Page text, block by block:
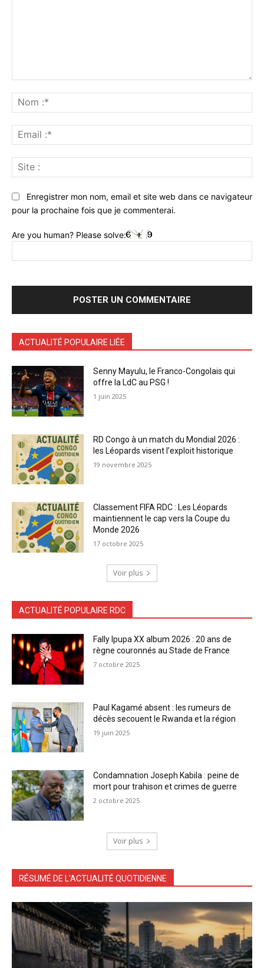
:*
:*
:
Enregistrer mon nom, email et site web dans ce navigateur
pour la prochaine fois que je commenterai.
Are you human? Please solve:
ACTUALITÉ POPULAIRE LIÉE
Senny Mayulu, le Franco-Congolais qui
offre la LdC au PSG !
1 juin 2025
RD Congo à un match du Mondial 2026 :
les Léopards visent l’exploit historique
19 novembre 2025
Classement FIFA RDC : Les Léopards
maintiennent le cap vers la Coupe du
Monde 2026
17 octobre 2025
Voir plus
ACTUALITÉ POPULAIRE RDC
Fally Ipupa XX album 2026 : 20 ans de
règne couronnés au Stade de France
7 octobre 2025
Paul Kagamé absent : les rumeurs de
décès secouent le Rwanda et la région
19 juin 2025
Condamnation Joseph Kabila : peine de
mort pour trahison et crimes de guerre
2 octobre 2025
Voir plus
RÉSUMÉ DE L'ACTUALITÉ QUOTIDIENNE